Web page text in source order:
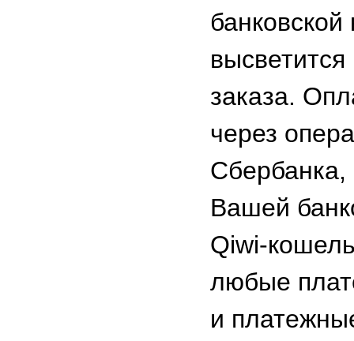
заказа.
через
Вашей
Qiwi-
любые
и